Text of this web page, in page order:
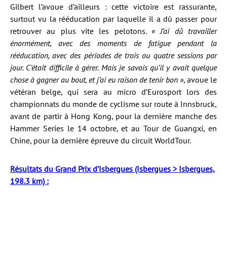
Gilbert l’avoue d’ailleurs : cette victoire est rassurante,
surtout vu la rééducation par laquelle il a dû passer pour
retrouver au plus vite les pelotons. « J’ai dû travailler
énormément, avec des moments de fatigue pendant la
rééducation, avec des périodes de trois ou quatre sessions par
jour. C’était difficile à gérer. Mais je savais qu’il y avait quelque
chose à gagner au bout, et j’ai eu raison de tenir bon », avoue le
vétéran belge, qui sera au micro d’Eurosport lors des
championnats du monde de cyclisme sur route à Innsbruck,
avant de partir à Hong Kong, pour la dernière manche des
Hammer Series le 14 octobre, et au Tour de Guangxi, en
Chine, pour la dernière épreuve du circuit WorldTour.
Résultats du Grand Prix d’Isbergues (Isbergues > Isbergues,
198.3 km) :